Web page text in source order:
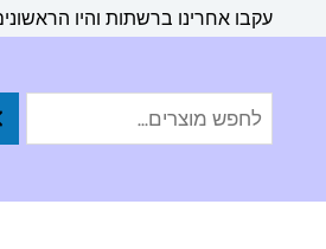
עקבו אחרינו ברשתות והיו